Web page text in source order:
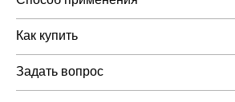
После массажа сыворотки на коже
маски (REVITALIZING MASK -
кожи). Нанести на все лицо и шею.
20 минут и смыть. Завершить
Как купить
Как купить «Активизирующая маска для
Activating Mask»
Задать вопрос
Вы можете задать любой интересующий